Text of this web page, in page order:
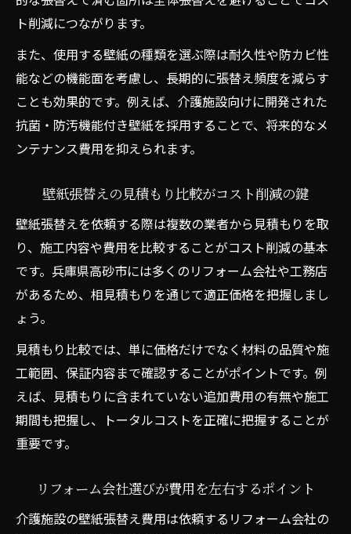
ト削減につながります。
また、使用する壁紙の種類を選ぶ際は耐久性や防カビ性
能などの機能面を考慮し、長期的に張替え頻度を減らす
ことも効果的です。例えば、介護施設向けに開発された
抗菌・防汚機能付き壁紙を採用することで、将来的なメ
ンテナンス費用を抑えられます。
壁紙張替えの見積もり比較がコスト削減の鍵
壁紙張替えを依頼する際は複数の業者から見積もりを取
り、施工内容や費用を比較することがコスト削減の基本
です。兵庫県高砂市には多くのリフォーム会社や工務店
があるため、相見積もりを通じて適正価格を把握しまし
ょう。
見積もり比較では、単に価格だけでなく材料の品質や施
工範囲、保証内容まで確認することがポイントです。例
えば、見積もりに含まれていない追加費用の有無や施工
期間も把握し、トータルコストを正確に把握することが
重要です。
リフォーム会社選びが費用を左右するポイント
介護施設の壁紙張替え費用は依頼するリフォーム会社の